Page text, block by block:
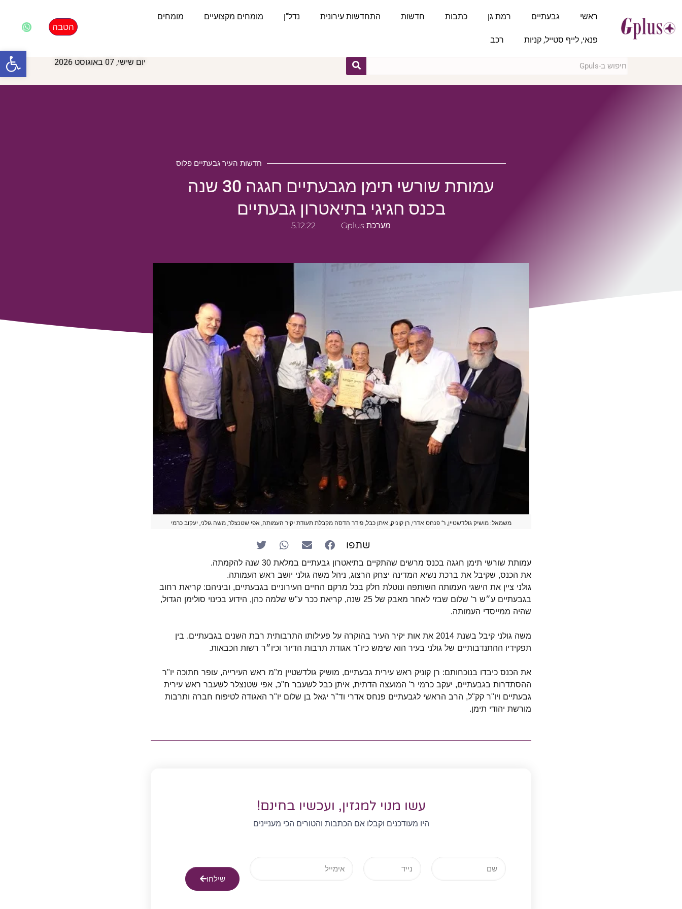
ראשי גבעתיים רמת גן כתבות חדשות התחדשות עירונית נדל"ן מומחים מקצועיים מומחים
פנאי, לייף סטייל, קניות רכב
הטבה
יום שישי, 07 באוגוסט 2026
חדשות העיר גבעתיים פלוס
עמותת שורשי תימן מגבעתיים חגגה 30 שנה
בכנס חגיגי בתיאטרון גבעתיים
מערכת Gplus 5.12.22
משמאל: מושיק גולדשטיין, ר’ פנחס אדרי, רן קוניק, איתן כבל, פידר הדסה מקבלת תעודת יקיר העמותה, אפי שטנצלר, משה גולני, יעקוב כרמי
שתפו
עמותת שורשי תימן חגגה בכנס מרשים שהתקיים בתיאטרון גבעתיים במלאת 30 שנה להקמתה.
את הכנס, שקיבל את ברכת נשיא המדינה יצחק הרצוג, ניהל משה גולני יושב ראש העמותה.
גולני ציין את הישגי העמותה השותפה ונוטלת חלק בכל מרקם החיים העירוניים בגבעתיים, וביניהם: קריאת רחוב
בגבעתיים ע״ש ר' שלום שבזי לאחר מאבק של 25 שנה, קריאת ככר ע"ש שלמה כהן, הידוע בכינוי סולימן הגדול,
שהיה ממייסדי העמותה.
משה גולני קיבל בשנת 2014 את אות יקיר העיר בהוקרה על פעילותו התרבותית רבת השנים בגבעתיים. בין
תפקידיו ההתנדבותיים של גולני בעיר הוא שימש כיו"ר אגודת תרבות הדיור וכיו״ר רשות הכבאות.
את הכנס כיבדו בנוכחותם: רן קוניק ראש עירית גבעתיים, מושיק גולדשטיין מ"מ ראש העירייה, עופר חתוכה יו"ר
ההסתדרות בגבעתיים, יעקב כרמי ר' המועצה הדתית, איתן כבל לשעבר ח"כ, אפי שטנצלר לשעברראש עירית
גבעתיים ויו"ר קק"ל, הרב הראשי לגבעתיים פנחס אדרי וד"ר יגאל בן שלום יו"ר האגודה לטיפוח חברה ותרבות
מורשת יהודי תימן.
עשו מנוי למגזין, ועכשיו בחינם!
היו מעודכנים וקבלו אם הכתבות והטורים הכי מעניינים
שילחו
פתח